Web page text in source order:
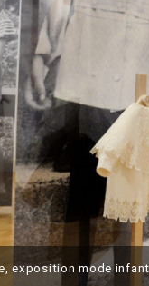
exposition mode